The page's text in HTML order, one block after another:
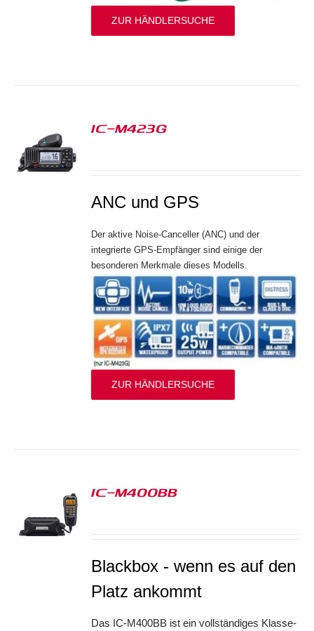
ZUR HÄNDLERSUCHE
IC-M423G
ANC und GPS
Der aktive Noise-Canceller (ANC) und der
integrierte GPS-Empfänger sind einige der
besonderen Merkmale dieses Modells.
ZUR HÄNDLERSUCHE
IC-M400BB
Blackbox - wenn es auf den
Platz ankommt
Das IC-M400BB ist ein vollständiges Klasse-